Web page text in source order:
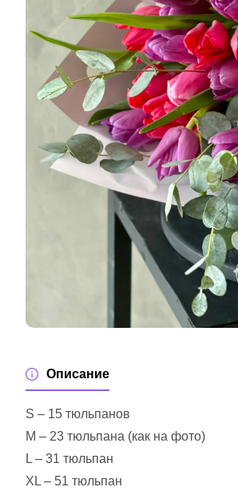
Описание
S – 15 тюльпанов
M – 23 тюльпана (как на фото)
L – 31 тюльпан
XL – 51 тюльпан